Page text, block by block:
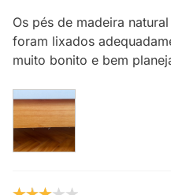
Os pés de madeira
foram lixados
muito bonito e bem